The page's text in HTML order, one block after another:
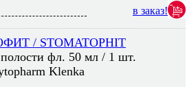
в заказ!
/ STOMATOPHIT
фл. 50 мл / 1 шт.
Klenka